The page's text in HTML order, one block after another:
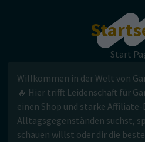
Start
Willkommen in der Welt von
🔥 Hier trifft Leidenschaft für
einen Shop und starke Affiliate-
Alltagsgegenständen suchst,
schauen willst oder dir die